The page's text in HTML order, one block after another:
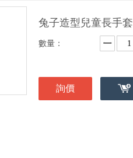
兔子造型兒童長手套
數量：
詢價